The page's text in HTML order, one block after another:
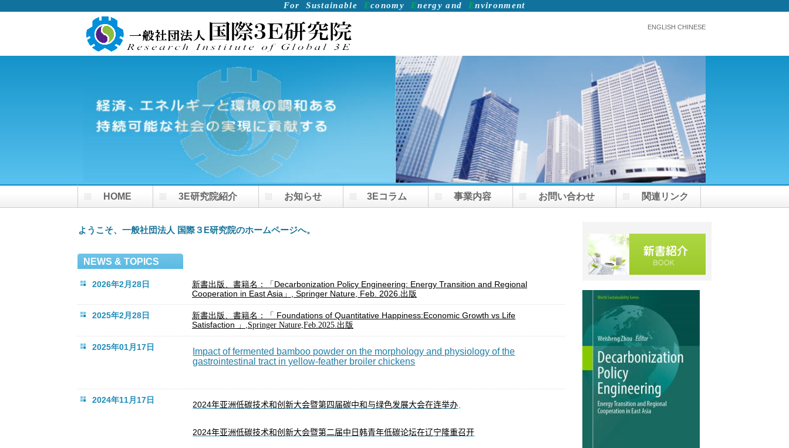
For Sustainable Economy Energy and Environment
ENGLISH CHINESE
ようこそ、一般社団法人 国際３E研究院のホームページへ。
NEWS & TOPICS
2026年2月28日 新書出版、書籍名：「Decarbonization Policy Engineering: Energy Transition and Regional
Cooperation in East Asia」, Springer Nature, Feb. 2026. 出版
2025年2月28日 新書出版、書籍名：「 Foundations of Quantitative Happiness:Economic Growth vs Life
Satisfaction 」, Springer Nature,Feb.2025.出版
2025年01月17日
Impact of fermented bamboo powder on the morphology and physiology of the
gastrointestinal tract in yellow-feather broiler chickens
2024年11月17日 2024年亚洲低碳技术和创新大会暨第四届碳中和与绿色发展大会在连举办
2024年亚洲低碳技术和创新大会暨第二届中日韩青年低碳论坛在辽宁隆重召开
HOME 3E研究院紹介 お知らせ 3Eコラム 事業内容 お問い合わせ 関連リンク